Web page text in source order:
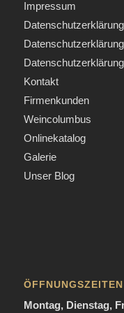
Impressum
Datenschutzerklärung
Kontakt
Firmenkunden
Weincolumbus
Onlinekatalog
Galerie
Unser Blog
ÖFFNUNGSZEITEN
Montag, Dienstag,